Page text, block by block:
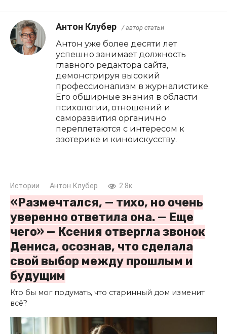
Антон Клубер / автор статьи
Антон уже более десяти лет
успешно занимает должность
главного редактора сайта,
демонстрируя высокий
профессионализм в журналистике.
Его обширные знания в области
психологии, отношений и
саморазвития органично
переплетаются с интересом к
эзотерике и киноискусству.
Истории Антон Клубер 2.8к.
«Размечтался, — тихо, но очень
уверенно ответила она. — Еще
чего» — Ксения отвергла звонок
Дениса, осознав, что сделала
свой выбор между прошлым и
будущим
Кто бы мог подумать, что старинный дом изменит
всё?